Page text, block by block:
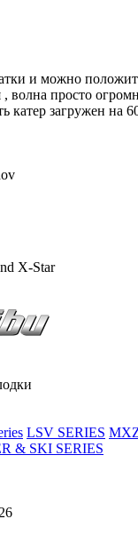
и можно
, волна просто
катер загружен на
X-Star
LSV SERIES
& SKI SERIES